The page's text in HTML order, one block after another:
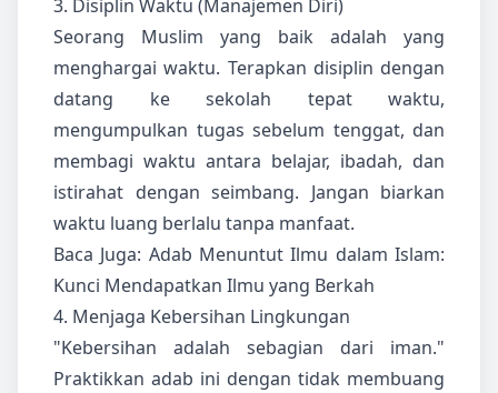
3. Disiplin Waktu (Manajemen Diri)
Seorang Muslim yang baik adalah yang
menghargai waktu. Terapkan disiplin dengan
datang ke sekolah tepat waktu,
mengumpulkan tugas sebelum tenggat, dan
membagi waktu antara belajar, ibadah, dan
istirahat dengan seimbang. Jangan biarkan
waktu luang berlalu tanpa manfaat.
Baca Juga: Adab Menuntut Ilmu dalam Islam:
Kunci Mendapatkan Ilmu yang Berkah
4. Menjaga Kebersihan Lingkungan
"Kebersihan adalah sebagian dari iman."
Praktikkan adab ini dengan tidak membuang